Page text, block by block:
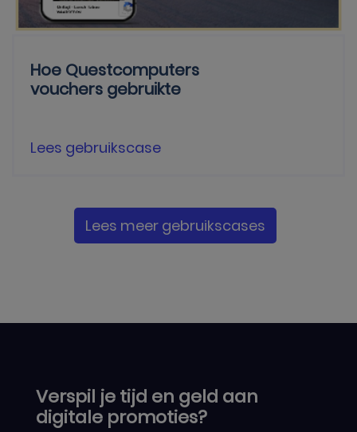
Hoe Questcomputers
vouchers gebruikte
Lees gebruikscase
Lees meer gebruikscases
Verspil je tijd en geld aan
digitale promoties?